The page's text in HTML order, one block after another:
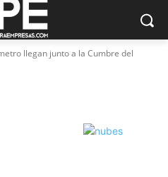
llegan junto a la Cumbre del